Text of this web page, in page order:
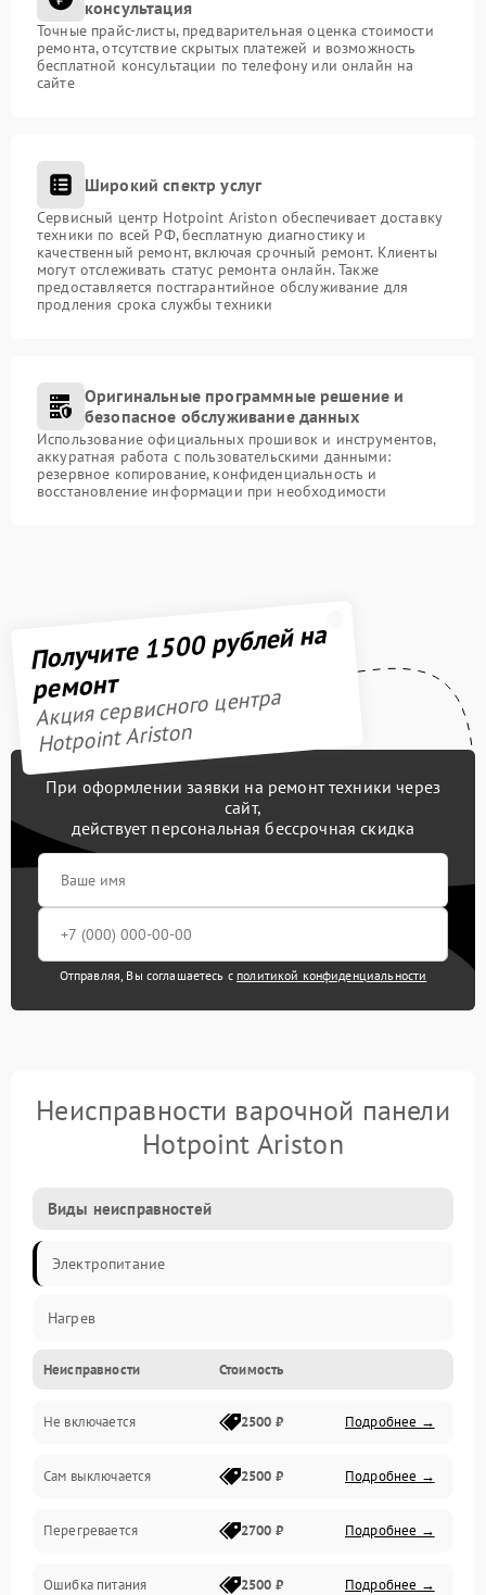
консультация
Точные прайс-листы, предварительная оценка стоимости
ремонта, отсутствие скрытых платежей и возможность
бесплатной консультации по телефону или онлайн на
сайте
Широкий спектр услуг
Сервисный центр Hotpoint Ariston обеспечивает доставку
техники по всей РФ, бесплатную диагностику и
качественный ремонт, включая срочный ремонт. Клиенты
могут отслеживать статус ремонта онлайн. Также
предоставляется постгарантийное обслуживание для
продления срока службы техники
Оригинальные программные решение и
безопасное обслуживание данных
Использование официальных прошивок и инструментов,
аккуратная работа с пользовательскими данными:
резервное копирование, конфиденциальность и
восстановление информации при необходимости
Получите 1500 рублей на
ремонт
Акция сервисного центра
Hotpoint Ariston
При оформлении заявки на ремонт техники через
сайт,
действует персональная бессрочная скидка
Отправляя, Вы соглашаетесь с политикой конфиденциальности
Неисправности варочной панели
Hotpoint Ariston
Виды неисправностей
Электропитание
Нагрев
Неисправности Стоимость
Не включается 2500 ₽ Подробнее →
Сам выключается 2500 ₽ Подробнее →
Перегревается 2700 ₽ Подробнее →
Ошибка питания 2500 ₽ Подробнее →